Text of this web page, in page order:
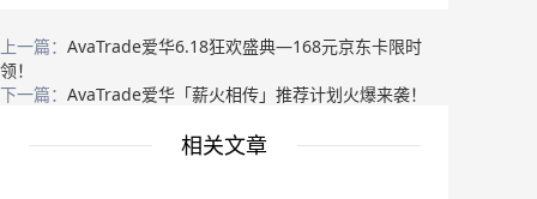
上一篇： AvaTrade爱华6.18狂欢盛典—168元京东卡限时
领！
下一篇： AvaTrade爱华「薪火相传」推荐计划火爆来袭！
相关文章